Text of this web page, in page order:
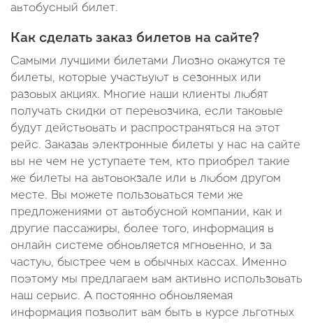
автобусный билет.
Как сделать заказ билетов на сайте?
Самыми лучшими билетами Лиозно окажутся те
билеты, которые участвуют в сезонных или
разовых акциях. Многие наши клиенты любят
получать скидки от перевозчика, если таковые
будут действовать и распространяться на этот
рейс. Заказав электронные билеты у нас на сайте
вы не чем не уступаете тем, кто приобрел такие
же билеты на автовокзале или в любом другом
месте. Вы можете пользоваться теми же
предложениями от автобусной компании, как и
другие пассажиры, более того, информация в
онлайн системе обновляется мгновенно, и за
частую, быстрее чем в обычных кассах. Именно
поэтому мы предлагаем вам активно использовать
наш сервис. А постоянно обновляемая
информация позволит вам быть в курсе льготных